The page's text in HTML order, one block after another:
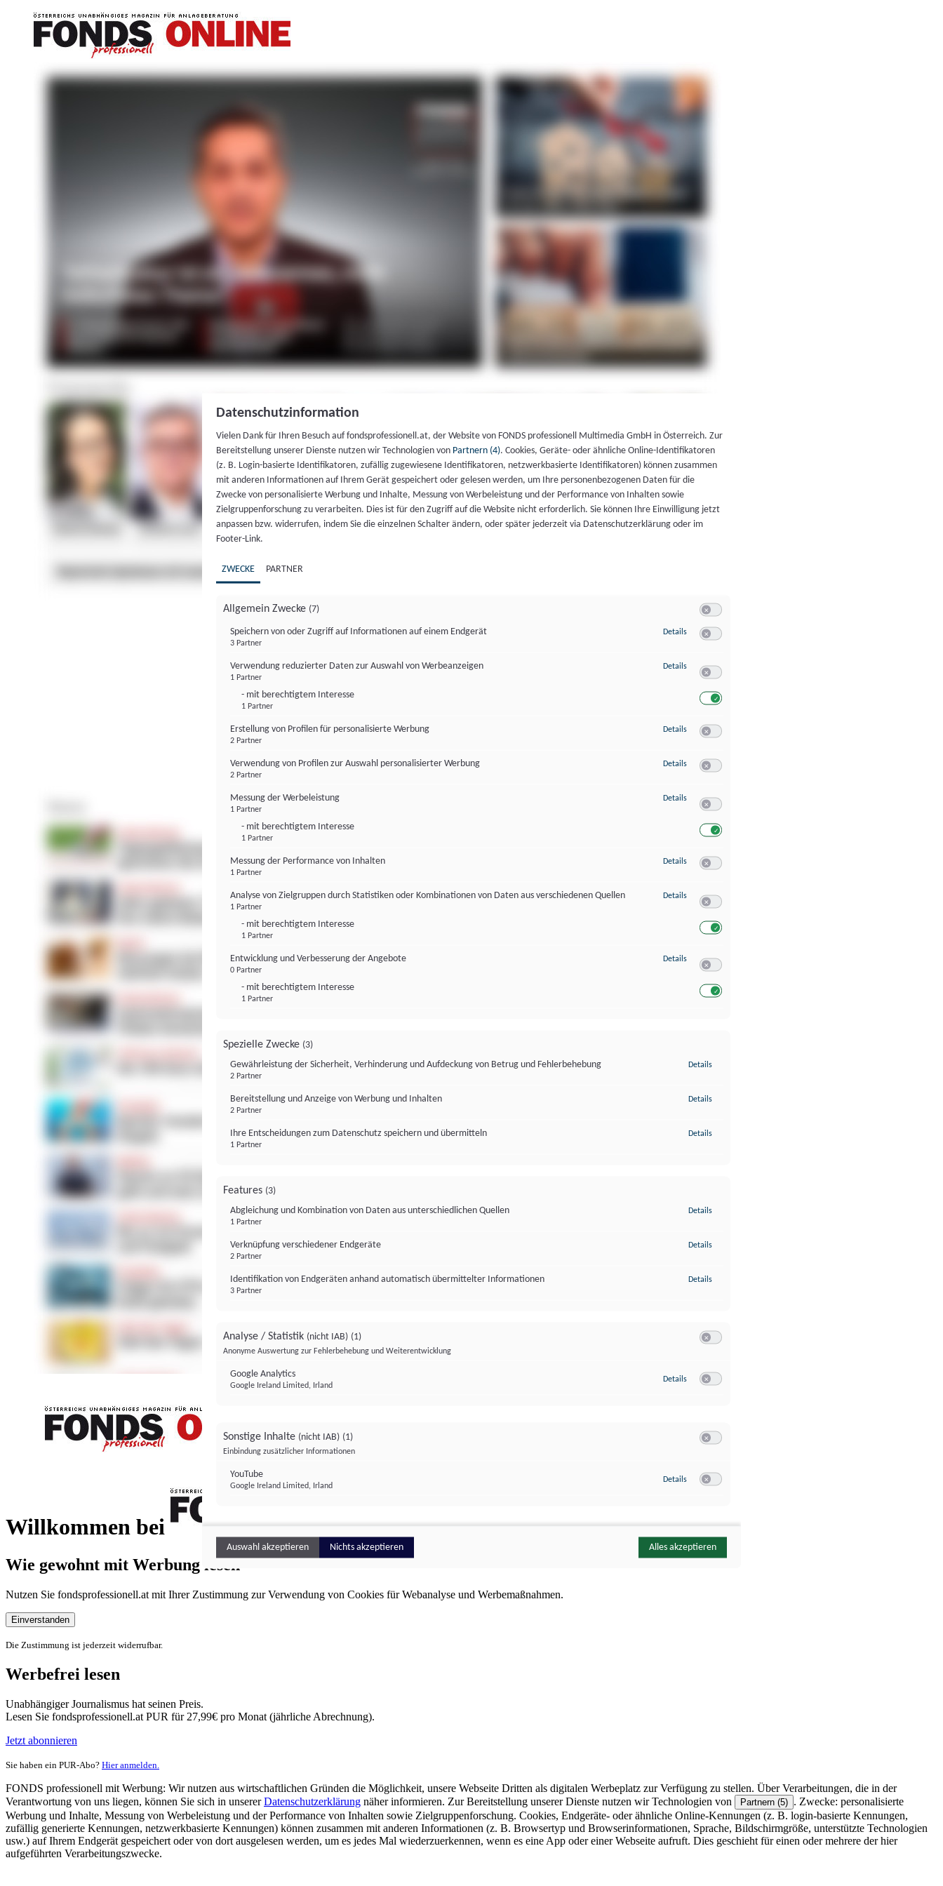
Willkommen bei
FONDS professionell
Wie gewohnt mit Werbung lesen
Nutzen Sie fondsprofessionell.at mit Ihrer Zustimmung zur Verwendung von Cookies für Webanalyse und Werbemaßnahmen.
Einverstanden
Die Zustimmung ist jederzeit widerrufbar.
Werbefrei lesen
Unabhängiger Journalismus hat seinen Preis.
Lesen Sie fondsprofessionell.at PUR für 27,99€ pro Monat (jährliche Abrechnung).
Jetzt abonnieren
Sie haben ein PUR-Abo? Hier anmelden.
FONDS professionell mit Werbung: Wir nutzen aus wirtschaftlichen Gründen die Möglichkeit, unsere Webseite Dritten als digitalen Werbeplatz zur Verfügung zu stellen. Über Verarbeitungen, die in der
Verantwortung von uns liegen, können Sie sich in unsererDatenschutzerklärung näher informieren. Zur Bereitstellung unserer Dienste nutzen wir Technologien von Partnern (5) . Zwecke: personalisierte
Werbung und Inhalte, Messung von Werbeleistung und der Performance von Inhalten sowie Zielgruppenforschung. Cookies, Endgeräte- oder ähnliche Online-Kennungen (z. B. login-basierte Kennungen,
zufällig generierte Kennungen, netzwerkbasierte Kennungen) können zusammen mit anderen Informationen (z. B. Browsertyp und Browserinformationen, Sprache, Bildschirmgröße, unterstützte Technologien
usw.) auf Ihrem Endgerät gespeichert oder von dort ausgelesen werden, um es jedes Mal wiederzuerkennen, wenn es eine App oder einer Webseite aufruft. Dies geschieht für einen oder mehrere der hier
aufgeführten Verarbeitungszwecke.
Datenschutzinformation
Vielen Dank für Ihren Besuch auf fondsprofessionell.at, der Website von FONDS professionell Multimedia GmbH in Österreich. Zur
Bereitstellung unserer Dienste nutzen wir Technologien von Partnern (4). Cookies, Geräte- oder ähnliche Online-Identifikatoren
(z. B. Login-basierte Identifikatoren, zufällig zugewiesene Identifikatoren, netzwerkbasierte Identifikatoren) können zusammen
mit anderen Informationen auf Ihrem Gerät gespeichert oder gelesen werden, um Ihre personenbezogenen Daten für die
Zwecke von personalisierte Werbung und Inhalte, Messung von Werbeleistung und der Performance von Inhalten sowie
Zielgruppenforschung zu verarbeiten. Dies ist für den Zugriff auf die Website nicht erforderlich. Sie können Ihre Einwilligung jetzt
anpassen bzw. widerrufen, indem Sie die einzelnen Schalter ändern, oder später jederzeit via Datenschutzerklärung oder im
Footer-Link.
ZWECKE PARTNER
Allgemein Zwecke (7)
Speichern von oder Zugriff auf Informationen auf einem Endgerät
3 Partner
Details zu Speichern von oder Zugriff auf Informationen auf einem Endgerät
Verwendung reduzierter Daten zur Auswahl von Werbeanzeigen
1 Partner
- mit berechtigtem Interesse
1 Partner
Details zu Verwendung reduzierter Daten zur Auswahl von Werbeanzeigen
Erstellung von Profilen für personalisierte Werbung
2 Partner
Details zu Erstellung von Profilen für personalisierte Werbung
Verwendung von Profilen zur Auswahl personalisierter Werbung
2 Partner
Details zu Verwendung von Profilen zur Auswahl personalisierter Werbung
Messung der Werbeleistung
1 Partner
- mit berechtigtem Interesse
1 Partner
Details zu Messung der Werbeleistung
Messung der Performance von Inhalten
1 Partner
Details zu Messung der Performance von Inhalten
Analyse von Zielgruppen durch Statistiken oder Kombinationen von Daten aus verschiedenen Quellen
1 Partner
- mit berechtigtem Interesse
1 Partner
Details zu Analyse von Zielgruppen durch Statistiken oder Kombinationen von
Entwicklung und Verbesserung der Angebote
0 Partner
- mit berechtigtem Interesse
1 Partner
Details zu Entwicklung und Verbesserung der Angebote
Spezielle Zwecke (3)
Gewährleistung der Sicherheit, Verhinderung und Aufdeckung von Betrug und Fehlerbehebung
2 Partner
Details
Bereitstellung und Anzeige von Werbung und Inhalten
2 Partner
Details
Ihre Entscheidungen zum Datenschutz speichern und übermitteln
1 Partner
Details
Features (3)
Abgleichung und Kombination von Daten aus unterschiedlichen Quellen
1 Partner
Details
Verknüpfung verschiedener Endgeräte
2 Partner
Details
Identifikation von Endgeräten anhand automatisch übermittelter Informationen
3 Partner
Details
Analyse / Statistik (nicht IAB) (1)
Anonyme Auswertung zur Fehlerbehebung und Weiterentwicklung
Google Analytics
Google Ireland Limited, Irland
Details zu Google Analytics
Sonstige Inhalte (nicht IAB) (1)
Einbindung zusätzlicher Informationen
YouTube
Google Ireland Limited, Irland
Details zu YouTube
Auswahl akzeptieren Nichts akzeptieren Alles akzeptieren